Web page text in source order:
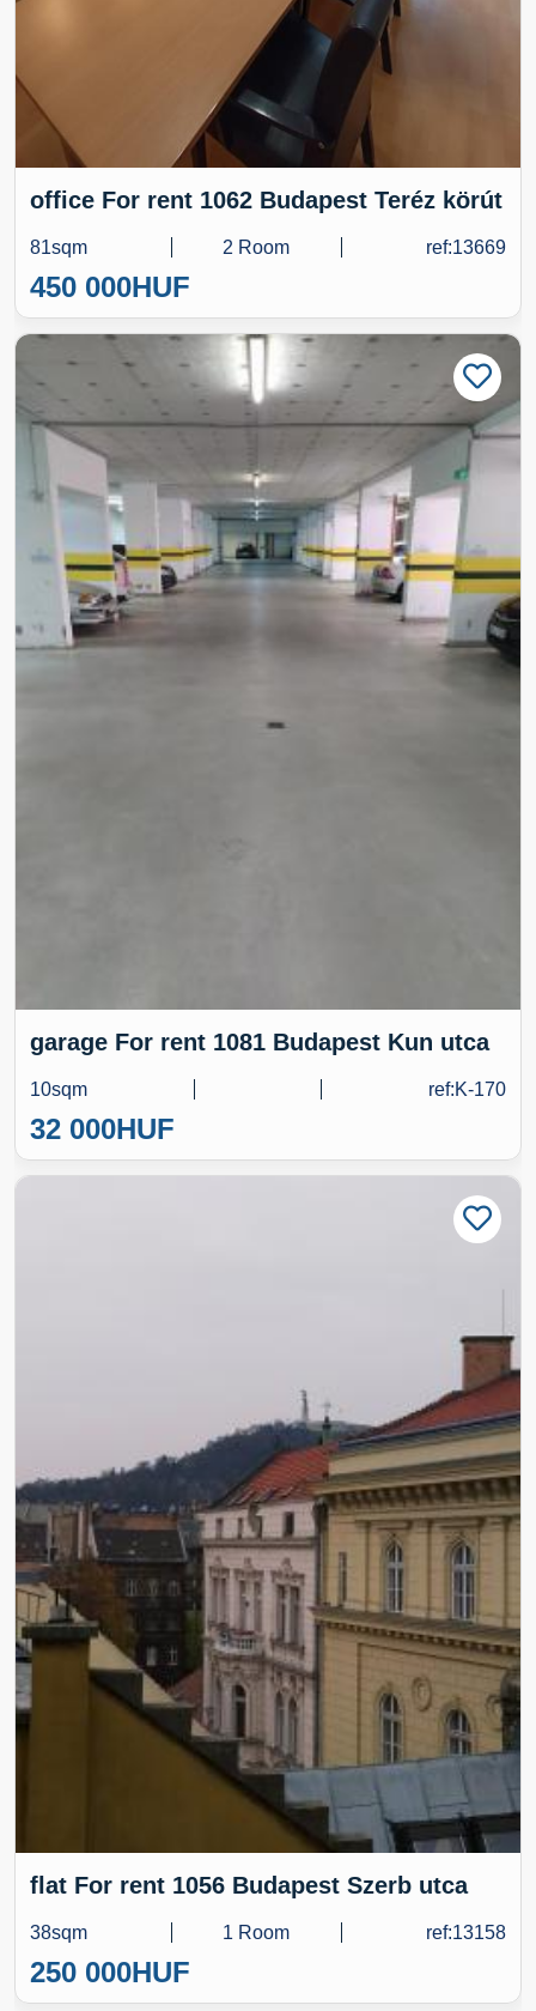
office For rent 1062 Budapest Teréz körút
81sqm 2 Room ref:13669
450 000HUF
garage For rent 1081 Budapest Kun utca
10sqm ref:K-170
32 000HUF
flat For rent 1056 Budapest Szerb utca
38sqm 1 Room ref:13158
250 000HUF